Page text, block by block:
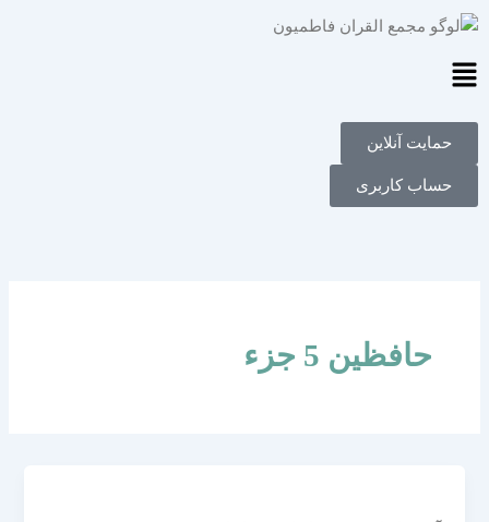
رفتن
محتوا
Main
Menu
حمایت آنلاین
حساب کاربری
حافظین 5 جزء